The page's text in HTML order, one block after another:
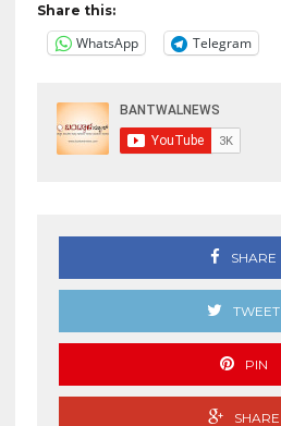
Share this:
WhatsApp Telegram
SHARE
TWEET
PIN
SHARE